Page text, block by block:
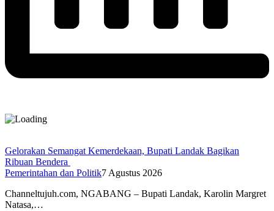
Gelorakan Semangat Kemerdekaan, Bupati Landak Bagikan
Ribuan Bendera
Pemerintahan dan Politik7 Agustus 2026
Channeltujuh.com, NGABANG – Bupati Landak, Karolin Margret
Natasa,…